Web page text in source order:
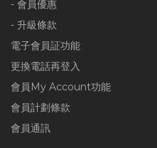
- 會員優惠
- 升級條款
電子會員証功能
更換電話再登入
會員My Account功能
會員計劃條款
會員通訊